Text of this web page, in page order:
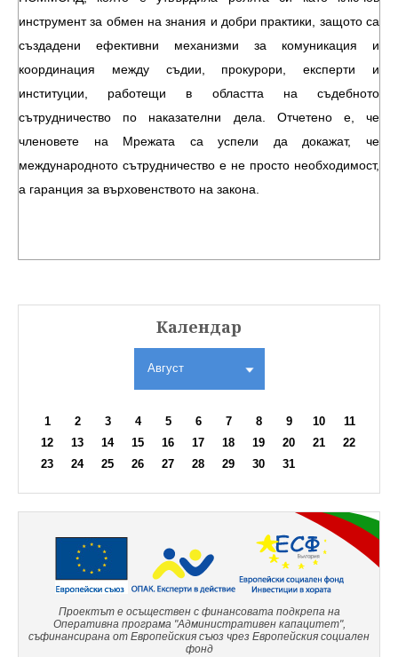
инструмент за обмен на знания и добри практики, защото са
създадени ефективни механизми за комуникация и
координация между съдии, прокурори, експерти и
институции, работещи в областта на съдебното
сътрудничество по наказателни дела. Отчетено е, че
членовете на Мрежата са успели да докажат, че
международното сътрудничество е не просто необходимост,
а гаранция за върховенството на закона.
Календар
Август
1 2 3 4 5 6 7 8 9 10
11
12
13 14 15 16 17 18 19 20 21
22
23
24 25 26 27 28 29 30 31
Проектът е осъществен с финансовата подкрепа на
Оперативна програма "Административен капацитет",
съфинансирана от Европейския съюз чрез Европейския социален
фонд